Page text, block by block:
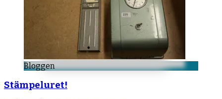
Bloggen
Stämpeluret!